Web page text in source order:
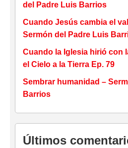
del Padre Luis Barrios
Cuando Jesús cambia el
Sermón del Padre Luis
Cuando la Iglesia hirió con
el Cielo a la Tierra Ep. 79
Sembrar humanidad –
Barrios
Últimos